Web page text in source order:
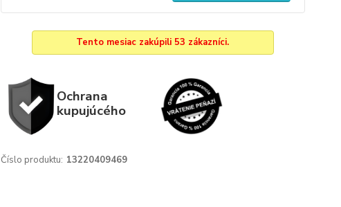
Tento mesiac zakúpili 53 zákazníci.
Ochrana
kupujúcého
Číslo produktu: 13220409469